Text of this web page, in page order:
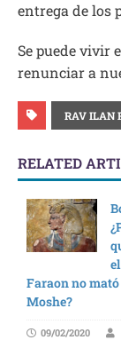
entrega de los
Se puede vivir
renunciar a
RAV ILAN
RELATED
el
Faraon no mató
Moshe?
09/02/2020